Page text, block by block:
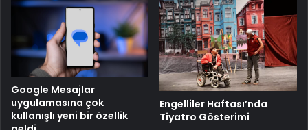
Google Mesajlar
uygulamasına çok
kullanışlı yeni bir özellik
Engelliler Haftası’nda
Tiyatro Gösterimi